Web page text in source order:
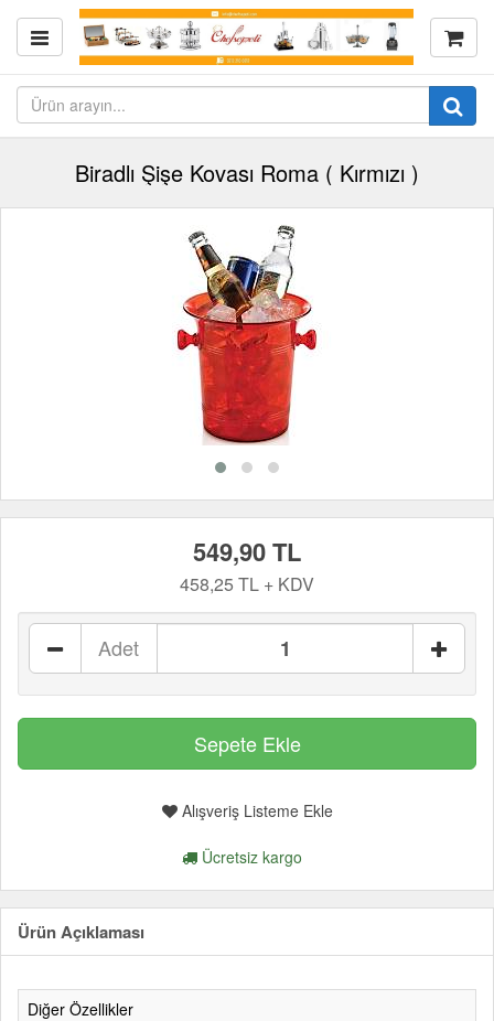
Biradlı Şişe Kovası Roma ( Kırmızı )
549,90 TL
458,25 TL + KDV
Adet
Alışveriş Listeme Ekle
Ücretsiz kargo
Ürün Açıklaması
Diğer Özellikler